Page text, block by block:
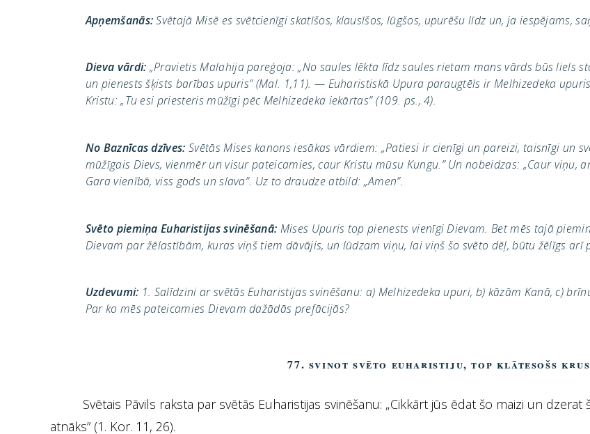
Apņemšanās:Svētajā Misē es svētcienīgi skatīšos, klausīšos, lūgšos, upurēšu līdz un, ja iespējams,
Dieva vārdi: „Pravietis Malahija pareģoja: „No saules lēkta līdz saules rietam mans vārds būs liels
un pienests šķists barības upuris” (Mal. 1,11). — Euharistiskā Upura paraugtēls ir Melhizedeka
Kristu: „Tu esi priesteris mūžīgi pēc Melhizedeka iekārtas” (109. ps., 4).
No Baznīcas dzīves: Svētās Mises kanons iesākas vārdiem: „Patiesi ir cienīgi un pareizi, taisnīgi un
mūžīgais Dievs, vienmēr un visur pateicamies, caur Kristu mūsu Kungu.” Un nobeidzas: „Caur viņu,
Gara vienībā, viss gods un slava”. Uz to draudze atbild: „Amen”.
Svēto piemiņa Euharistijas svinēšanā: Mises Upuris top pienests vienīgi Dievam. Bet mēs tajā
Dievam par žēlastībām, kuras viņš tiem dāvājis, un lūdzam viņu, lai viņš šo svēto dēļ, būtu žēlīgs arī
Uzdevumi: 1. Salīdzini ar svētās Euharistijas svinēšanu: a) Melhizedeka upuri, b) kāzām Kanā, c)
Par ko mēs pateicamies Dievam dažādās prefācijās?
77. Svinot svēto Euharistiju, top klātesošs
Svētais Pāvils raksta par svētās Euharistijas svinēšanu: „Cikkārt jūs ēdat šo maizi un
atnāks” (1. Kor. 11, 26).